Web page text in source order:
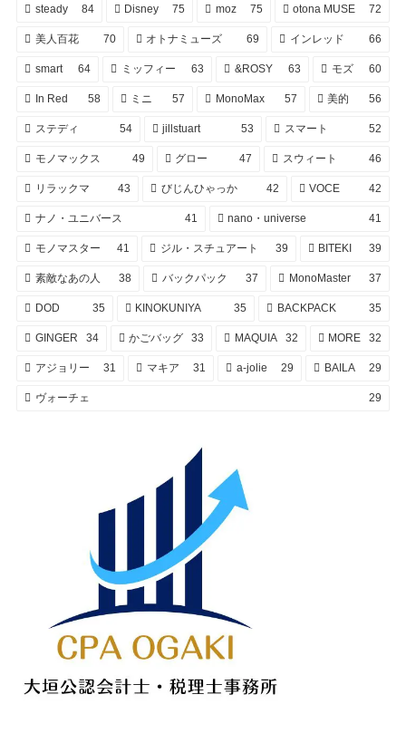
steady 84 Disney 75 moz 75 otona MUSE 72
美人百花 70 オトナミューズ 69 インレッド 66
smart 64 ミッフィー 63 &ROSY 63 モズ 60
In Red 58 ミニ 57 MonoMax 57 美的 56
ステディ 54 jillstuart 53 スマート 52
モノマックス 49 グロー 47 スウィート 46
リラックマ 43 びじんひゃっか 42 VOCE 42
ナノ・ユニバース 41 nano・universe 41
モノマスター 41 ジル・スチュアート 39 BITEKI 39
素敵なあの人 38 バックパック 37 MonoMaster 37
DOD 35 KINOKUNIYA 35 BACKPACK 35
GINGER 34 かごバッグ 33 MAQUIA 32 MORE 32
アジョリー 31 マキア 31 a-jolie 29 BAILA 29
ヴォーチェ 29